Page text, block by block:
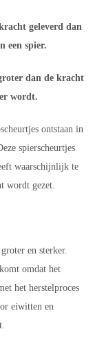
geleverd dan
een spier.
dan de kracht
wordt.
ontstaan in
spierscheurtjes
waarschijnlijk te
wordt gezet.
en sterker.
omdat het
het herstelproces
eiwitten en